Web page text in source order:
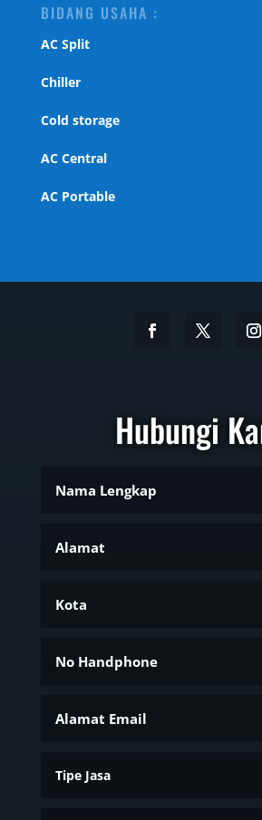
BIDANG USAHA :
AC Split
Chiller
Cold storage
AC Central
AC Portable
Hubungi